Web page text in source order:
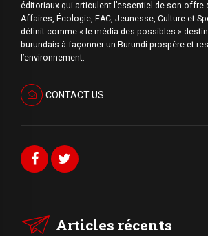
éditoriaux qui articulent l’essentiel de son offre
Affaires, Écologie, EAC, Jeunesse, Culture et
définit comme « le média des possibles »
burundais à façonner un Burundi prospère et
l’environnement.
CONTACT US
Articles récents